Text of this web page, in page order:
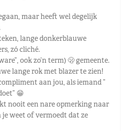
maar heeft wel degelijk
lange donkerblauwe
zó cliché.
ook zo’n term) 🫢 gemeente.
lange rok met blazer te zien!
aan jou, als iemand ”
😁
nooit een nare opmerking naar
weet of vermoedt dat ze